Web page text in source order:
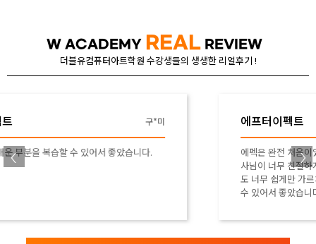
W ACADEMY REAL REVIEW
더블유컴퓨터아트학원 수강생들의 생생한 리얼후기 !
류*연
에펙은 완전 처음이었는데, 소문만큼 어렵지 않았어요! 강
사님이 너무 친절하게 가르쳐주시고, 또 기초반이라고 해
도 너무 쉽게만 가르쳐주시지 않고 여러 예제들 실습해볼
수 있어서 좋았습니다! 에펙2도 빨리 배우고싶어요 :)